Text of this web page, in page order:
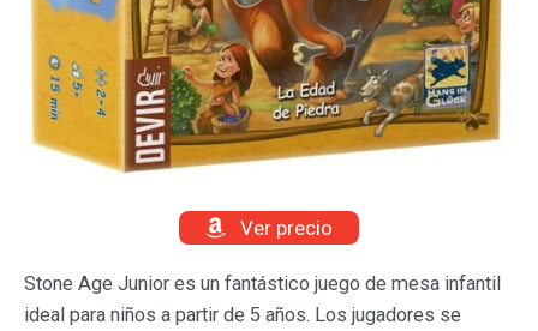
Ver precio
Stone Age Junior es un fantástico juego de mesa infantil
ideal para niños a partir de 5 años. Los jugadores se